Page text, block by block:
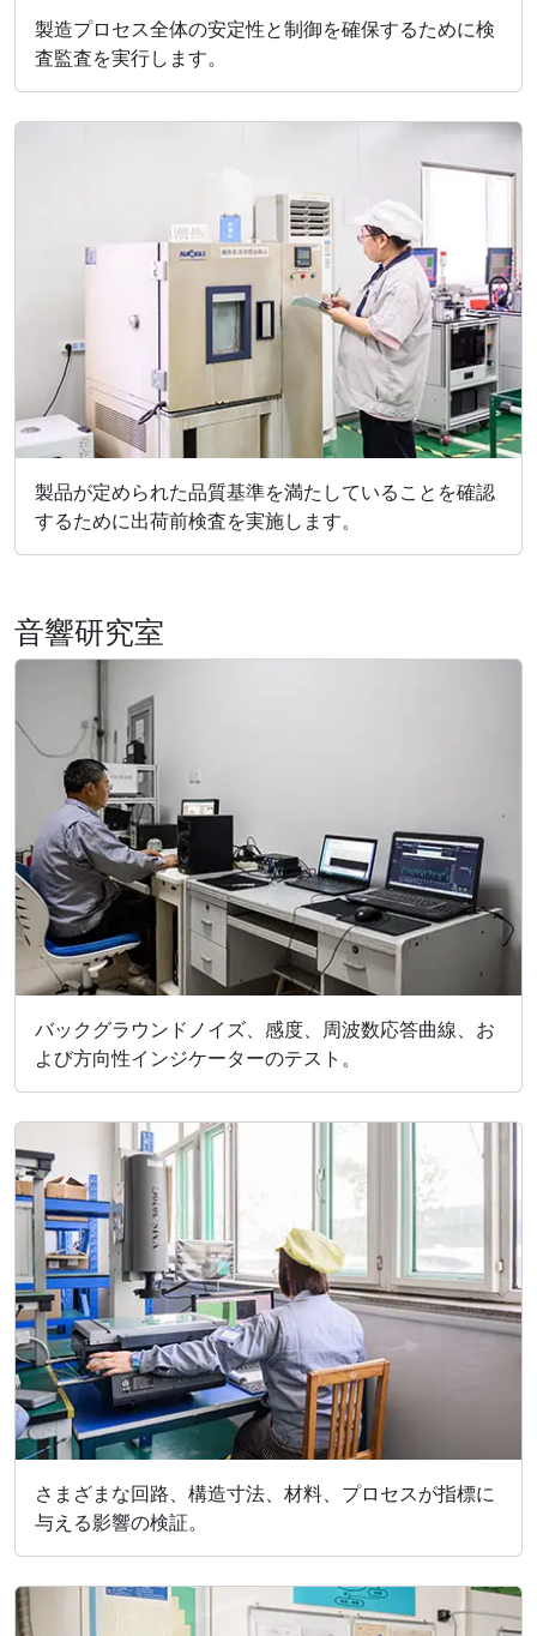
製造プロセス全体の安定性と制御を確保するために検
査監査を実行します。
製品が定められた品質基準を満たしていることを確認
するために出荷前検査を実施します。
音響研究室
バックグラウンドノイズ、感度、周波数応答曲線、お
よび方向性インジケーターのテスト。
さまざまな回路、構造寸法、材料、プロセスが指標に
与える影響の検証。